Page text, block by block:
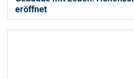
eröffnet